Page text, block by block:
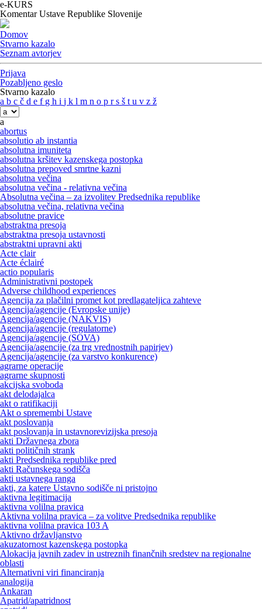
e-KURS
Komentar Ustave Republike Slovenije
Domov
Stvarno kazalo
Seznam avtorjev
Prijava
Pozabljeno geslo
Stvarno kazalo
a b c č d e f g h i j k l m n o p rs š t u v z ž
a
abortus
absolutio ab instantia
absolutna imuniteta
absolutna kršitev kazenskega postopka
absolutna prepoved smrtne kazni
absolutna večina
absolutna večina - relativna večina
Absolutna večina – za izvolitev Predsednika republike
absolutna večina, relativna večina
absolutne pravice
abstraktna presoja
abstraktna presoja ustavnosti
abstraktni upravni akti
Acte clair
Acte éclairé
actio popularis
Administrativni postopek
Adverse childhood experiences
Agencija za plačilni promet kot predlagateljica zahteve
Agencija/agencije (Evropske unije)
Agencija/agencije (NAKVIS)
Agencija/agencije (regulatorne)
Agencija/agencije (SOVA)
Agencija/agencije (za trg vrednostnih papirjev)
Agencija/agencije (za varstvo konkurence)
agrarne operacije
agrarne skupnosti
akcijska svoboda
akt delodajalca
akt o ratifikaciji
Akt o spremembi Ustave
akt poslovanja
akt poslovanja in ustavnorevizijska presoja
akti Državnega zbora
akti političnih strank
akti Predsednika republike pred
akti Računskega sodišča
akti ustavnega ranga
akti, za katere Ustavno sodišče ni pristojno
aktivna legitimacija
aktivna volilna pravica
Aktivna volilna pravica – za volitve Predsednika republike
aktivna volilna pravica 103 A
Aktivno državljanstvo
akuzatornost kazenskega postopka
Alokacija javnih zadev in ustreznih finančnih sredstev na regionalne
oblasti
Alternativni viri financiranja
analogija
Ankaran
Apatrid/apatridnost